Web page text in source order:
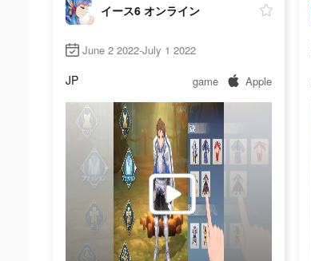
イース6 オンライン
June 2 2022-July 1 2022
JP game Apple